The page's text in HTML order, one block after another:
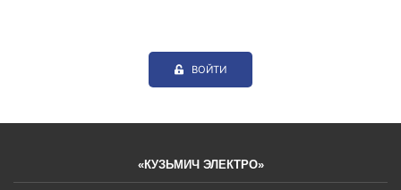
ВОЙТИ
«КУЗЬМИЧ ЭЛЕКТРО»